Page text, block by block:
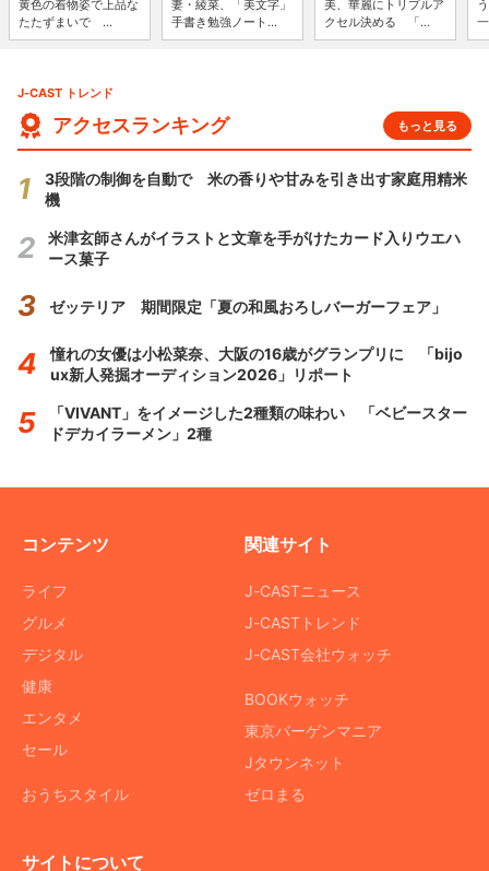
黄色の着物姿で上品な
たたずまいで ...
妻・綾菜、「美文字」
手書き勉強ノート...
美、華麗にトリプルア
クセル決める 「...
J-CAST トレンド
アクセスランキング もっと見る
3段階の制御を自動で 米の香りや甘みを引き出す家庭用精米
機
米津玄師さんがイラストと文章を手がけたカード入りウエハ
ース菓子
ゼッテリア 期間限定「夏の和風おろしバーガーフェア」
憧れの女優は小松菜奈、大阪の16歳がグランプリに 「bijo
ux新人発掘オーディション2026」リポート
「VIVANT」をイメージした2種類の味わい 「ベビースター
ドデカイラーメン」2種
コンテンツ
ライフ
グルメ
デジタル
健康
エンタメ
セール
おうちスタイル
関連サイト
J-CASTニュース
J-CASTトレンド
J-CAST会社ウォッチ
BOOKウォッチ
東京バーゲンマニア
Jタウンネット
ゼロまる
サイトについて